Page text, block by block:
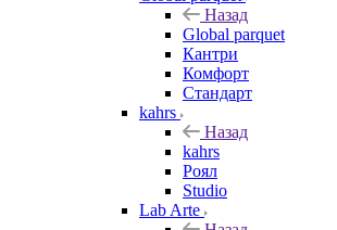
Назад
Global parquet
Кантри
Комфорт
Стандарт
kahrs
Назад
kahrs
Роял
Studio
Lab Arte